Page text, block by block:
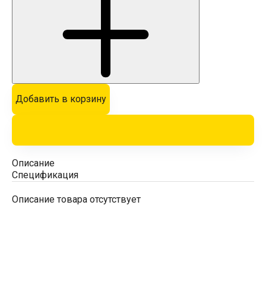
Добавить в корзину
Описание
Спецификация
Описание товара отсутствует